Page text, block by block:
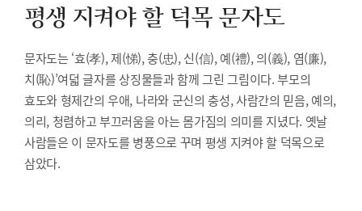
평생 지켜야 할 덕목 문자도
문자도는 ‘효(孝), 제(悌), 충(忠), 신(信), 예(禮), 의(義), 염(廉),
치(恥)’여덟 글자를 상징물들과 함께 그린 그림이다. 부모의
효도와 형제간의 우애, 나라와 군신의 충성, 사람간의 믿음, 예의,
의리, 청렴하고 부끄러움을 아는 몸가짐의 의미를 지녔다. 옛날
사람들은 이 문자도를 병풍으로 꾸며 평생 지켜야 할 덕목으로
삼았다.